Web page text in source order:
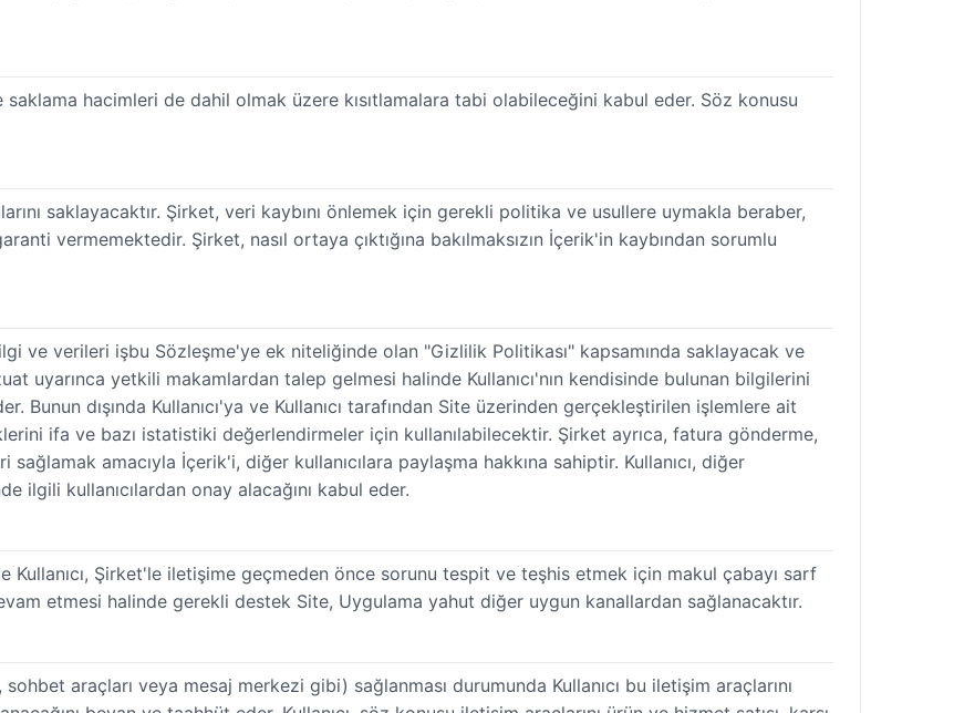
saklama hacimleri de dahil olmak üzere kısıtlamalara tabi olabileceğini kabul eder. Söz konusu
saklayacaktır. Şirket, veri kaybını önlemek için gerekli politika ve usullere uymakla beraber,
vermemektedir. Şirket, nasıl ortaya çıktığına bakılmaksızın İçerik'in kaybından sorumlu
ve verileri işbu Sözleşme'ye ek niteliğinde olan "Gizlilik Politikası" kapsamında saklayacak ve
uyarınca yetkili makamlardan talep gelmesi halinde Kullanıcı'nın kendisinde bulunan bilgilerini
dışında Kullanıcı'ya ve Kullanıcı tarafından Site üzerinden gerçekleştirilen işlemlere ait
ifa ve bazı istatistiki değerlendirmeler için kullanılabilecektir. Şirket ayrıca, fatura gönderme,
amacıyla İçerik'i, diğer kullanıcılara paylaşma hakkına sahiptir. Kullanıcı, diğer
ilgili kullanıcılardan onay alacağını kabul eder.
Kullanıcı, Şirket'le iletişime geçmeden önce sorunu tespit ve teşhis etmek için makul çabayı sarf
etmesi halinde gerekli destek Site, Uygulama yahut diğer uygun kanallardan sağlanacaktır.
araçları veya mesaj merkezi gibi) sağlanması durumunda Kullanıcı bu iletişim araçlarını